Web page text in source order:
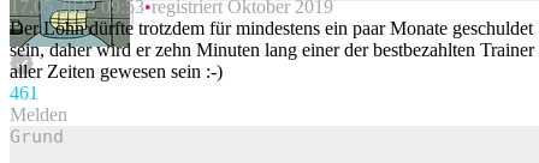
Beitrag melden
17.05.2022 09:53 registriert Oktober 2019
Der Lohn dürfte trotzdem für mindestens ein paar Monate geschuldet
sein, daher wird er zehn Minuten lang einer der bestbezahlten Trainer
aller Zeiten gewesen sein :-)
461
Melden